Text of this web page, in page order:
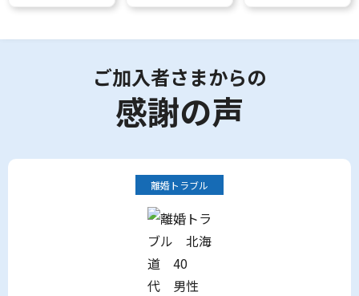
ご加入者さまからの
感謝の声
離婚トラブル